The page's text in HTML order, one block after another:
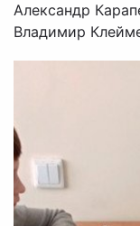
Александр
Владимир